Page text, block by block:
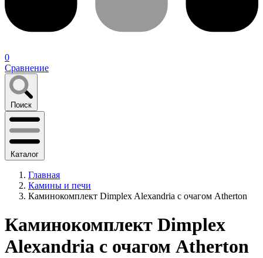
0
Сравнение
Поиск
Каталог
Главная
Камины и печи
Каминокомплект Dimplex Alexandria с очагом Atherton
Каминокомплект Dimplex
Alexandria с очагом Atherton